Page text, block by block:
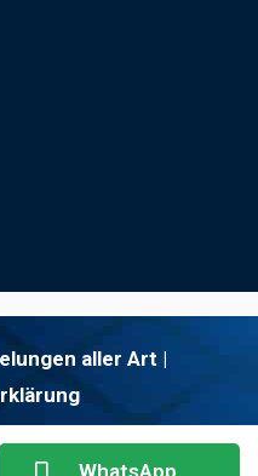
aller Art |
WhatsApp